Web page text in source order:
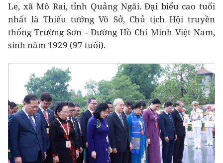
Le, xã Mô Rai, tỉnh Quảng Ngãi. Đại biểu cao tuổi
nhất là Thiếu tướng Võ Sở, Chủ tịch Hội truyền
thống Trường Sơn - Đường Hồ Chí Minh Việt Nam,
sinh năm 1929 (97 tuổi).